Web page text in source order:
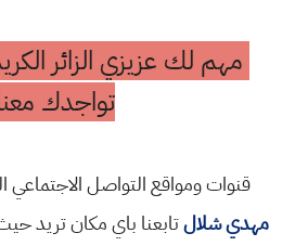
مهم لك عزيزي الزائر
تواجدك
قنوات ومواقع التواصل الاجتماعي
مهدي شلالتابعنا باي مكان تريد